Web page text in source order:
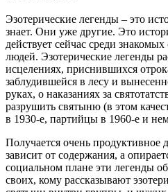
Эзотерические легенды – это
знает. Они уже другие. Это
действует сейчас среди
людей. Эзотерические легенды
исцелениях, приснившихся
заблудившейся в лесу и
руках, о наказаниях за
разрушить святыню (в этом
в 1930-е, партийцы в 1960-е и
Получается очень продуктивное
зависит от содержания, а
социальном плане эти легенды
своих, кому рассказывают